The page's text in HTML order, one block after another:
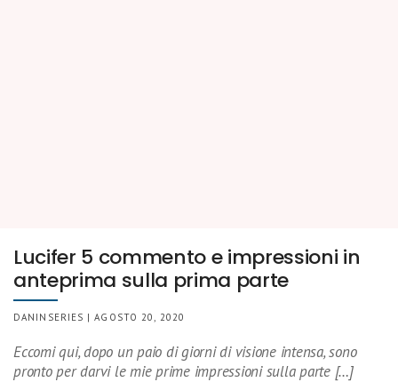
Lucifer 5 commento e impressioni in
anteprima sulla prima parte
DANINSERIES | AGOSTO 20, 2020
Eccomi qui, dopo un paio di giorni di visione intensa, sono
pronto per darvi le mie prime impressioni sulla parte […]